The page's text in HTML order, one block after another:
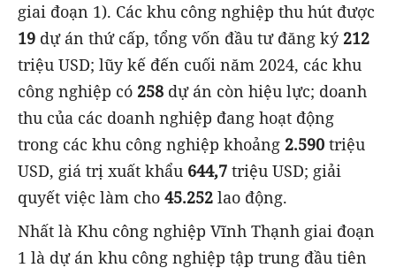
giai đoạn 1). Các khu công nghiệp thu hút được
19 dự án thứ cấp, tổng vốn đầu tư đăng ký 212
triệu USD; lũy kế đến cuối năm 2024, các khu
công nghiệp có 258 dự án còn hiệu lực; doanh
thu của các doanh nghiệp đang hoạt động
trong các khu công nghiệp khoảng 2.590 triệu
USD, giá trị xuất khẩu 644,7 triệu USD; giải
quyết việc làm cho 45.252 lao động.
Nhất là Khu công nghiệp Vĩnh Thạnh giai đoạn
1 là dự án khu công nghiệp tập trung đầu tiên